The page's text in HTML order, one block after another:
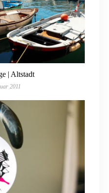
| Altstadt
2011